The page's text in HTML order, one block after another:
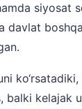
siyosat
davlat
balki kelajak